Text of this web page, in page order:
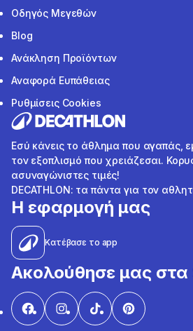
Οδηγός Μεγεθών
Blog
Ανάκληση Προϊόντων
Αναφορά Ευπάθειας
Ρυθμίσεις Cookies
Εσύ κάνεις το άθλημα που αγαπάς,
τον εξοπλισμό που χρειάζεσαι.
ασυναγώνιστες τιμές!
DECATHLON: τα πάντα για τον
Η εφαρμογή μας
Κατέβασε το app
Ακολούθησε μας στα